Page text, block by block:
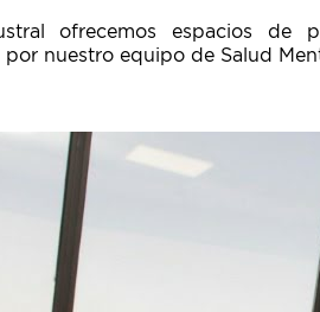
ofrecemos espacios de
nuestro equipo de Salud